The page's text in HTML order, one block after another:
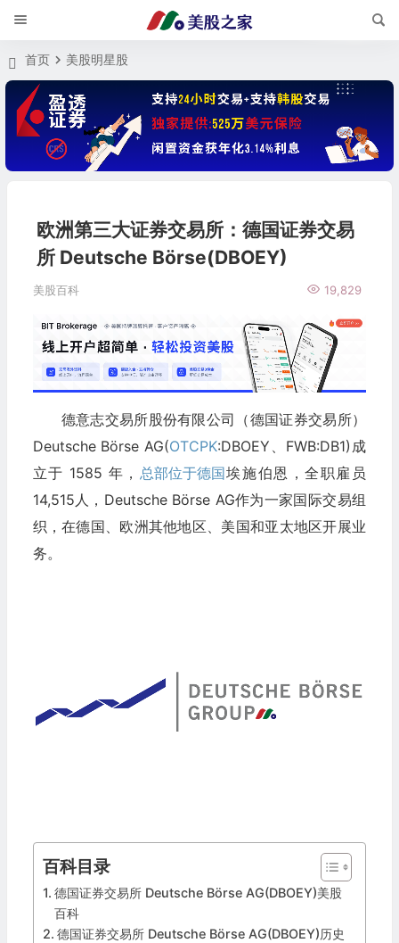
首页 美股明星股
欧洲第三大证券交易所：德国证券交易
所 Deutsche Börse(DBOEY)
美股百科 19,829
德意志交易所股份有限公司（德国证券交易所）
Deutsche Börse AG(OTCPK:DBOEY、FWB:DB1)成
立于 1585 年， 总部位于德国埃施伯恩，全职雇员
14,515人，Deutsche Börse AG作为一家国际交易组
织，在德国、欧洲其他地区、美国和亚太地区开展业
务。
百科目录
德国证券交易所 Deutsche Börse AG(DBOEY)美股
百科
德国证券交易所 Deutsche Börse AG(DBOEY)历史